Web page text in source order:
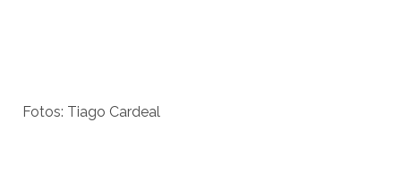
Fotos: Tiago Cardeal